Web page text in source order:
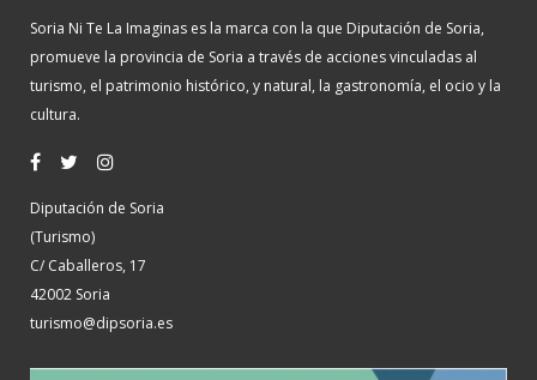
Soria Ni Te La Imaginas es la marca con la que Diputación de Soria,
promueve la provincia de Soria a través de acciones vinculadas al
turismo, el patrimonio histórico, y natural, la gastronomía, el ocio y la
cultura.
Diputación de Soria
(Turismo)
C/ Caballeros, 17
42002 Soria
turismo@dipsoria.es